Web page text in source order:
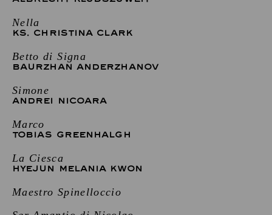
Nella
KS. CHRISTINA CLARK
Betto di Signa
BAURZHAN ANDERZHANOV
Simone
ANDREI NICOARA
Marco
TOBIAS GREENHALGH
La Ciesca
HYEJUN MELANIA KWON
Maestro Spinelloccio